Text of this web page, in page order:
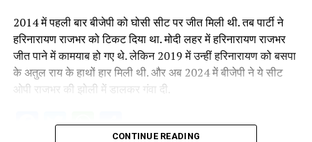
2014 में पहली बार बीजेपी को घोसी सीट पर जीत मिली थी. तब पार्टी ने
हरिनारायण राजभर को टिकट दिया था. मोदी लहर में हरिनारायण राजभर
जीत पाने में कामयाब हो गए थे. लेकिन 2019 में उन्हीं हरिनारायण को बसपा
के अतुल राय के हाथों हार मिली थी. और अब 2024 में बीजेपी ने ये सीट
ओपी राजभर की झोली में डालकर गंवा दी.
Facebook
Twitter
WhatsApp
Share
CONTINUE READING